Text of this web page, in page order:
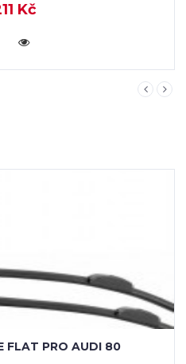
Kč
FLAT PRO AUDI 80